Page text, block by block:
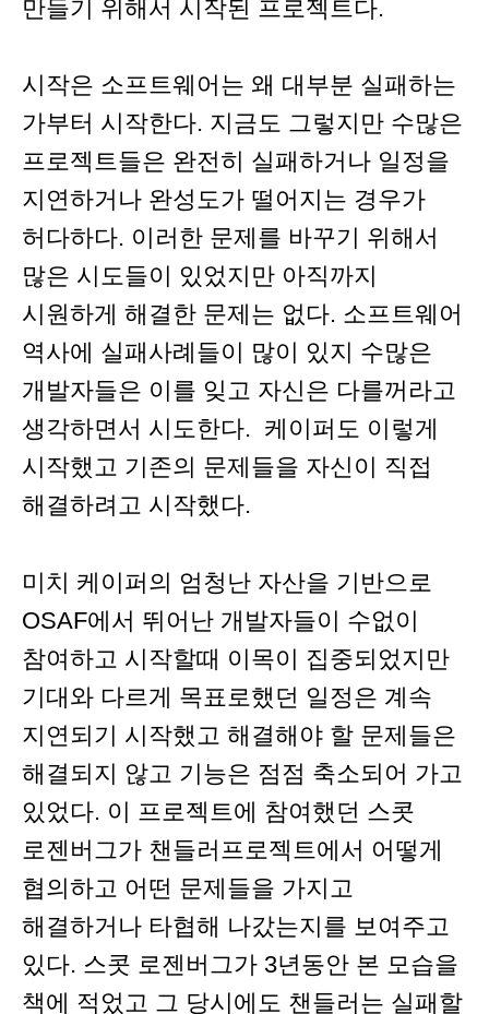
만들기 위해서 시작된 프로젝트다.
시작은 소프트웨어는 왜 대부분 실패하는
가부터 시작한다. 지금도 그렇지만 수많은
프로젝트들은 완전히 실패하거나 일정을
지연하거나 완성도가 떨어지는 경우가
허다하다. 이러한 문제를 바꾸기 위해서
많은 시도들이 있었지만 아직까지
시원하게 해결한 문제는 없다. 소프트웨어
역사에 실패사례들이 많이 있지 수많은
개발자들은 이를 잊고 자신은 다를꺼라고
생각하면서 시도한다. 케이퍼도 이렇게
시작했고 기존의 문제들을 자신이 직접
해결하려고 시작했다.
미치 케이퍼의 엄청난 자산을 기반으로
OSAF에서 뛰어난 개발자들이 수없이
참여하고 시작할때 이목이 집중되었지만
기대와 다르게 목표로했던 일정은 계속
지연되기 시작했고 해결해야 할 문제들은
해결되지 않고 기능은 점점 축소되어 가고
있었다. 이 프로젝트에 참여했던 스콧
로젠버그가 챈들러프로젝트에서 어떻게
협의하고 어떤 문제들을 가지고
해결하거나 타협해 나갔는지를 보여주고
있다. 스콧 로젠버그가 3년동안 본 모습을
책에 적었고 그 당시에도 챈들러는 실패할